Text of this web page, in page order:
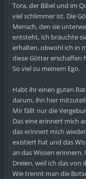
Tora, der Bibel und im
viel schlimmer ist. Die
Mensch, den sie
entsteht, ich bräuchte
erhalten, obwohl ich in
diese Götter erschaffen
So viel zu meinem Ego.
Habt ihr einen guten
darum, ihn hier
Mir fällt nur die
Das eine erinnert mich
das erinnert mich
existiert hat und das
an das Wissen
Dreien, weil ich das von
Wie trennt man die